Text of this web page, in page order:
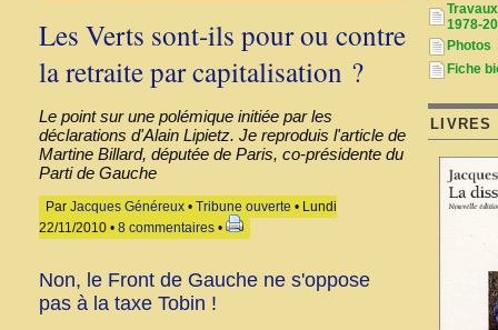
Les Verts sont-ils pour ou contre
la retraite par capitalisation ?
Le point sur une polémique initiée par les
déclarations d'Alain Lipietz. Je reproduis l'article de
Martine Billard, députée de Paris, co-présidente du
Parti de Gauche
Par Jacques Généreux • Tribune ouverte • Lundi
22/11/2010 • 8 commentaires •
Non, le Front de Gauche ne s'oppose
pas à la taxe Tobin !
1978-
Photos
Fiche
LIVRES